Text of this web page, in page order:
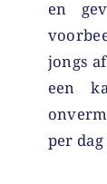
en
jongs
een
per